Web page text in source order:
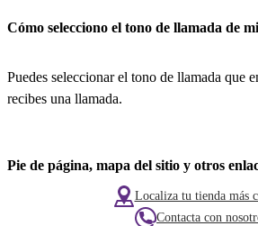
Cómo selecciono el tono de llamada de
Puedes seleccionar el tono de llamada que
recibes una llamada.
Pie de página, mapa del sitio y otros
Localiza tu tienda más
Contacta con